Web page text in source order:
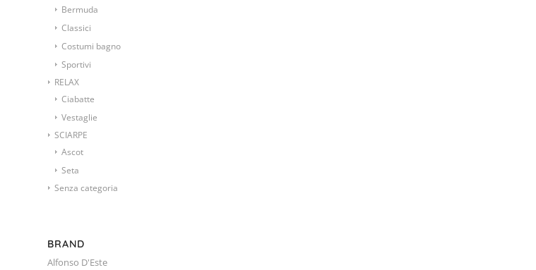
Bermuda
Classici
Costumi bagno
Sportivi
RELAX
Ciabatte
Vestaglie
SCIARPE
Ascot
Seta
Senza categoria
BRAND
Alfonso D'Este